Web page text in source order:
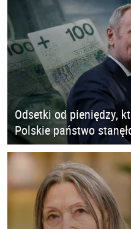
Odsetki od pieniędzy,
Polskie państwo